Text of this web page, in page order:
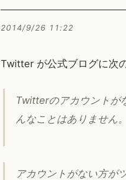
2014/9/26 11:22
Twitter が公式ブログに次
Twitterのアカウントが
んなことはありません。
アカウントがない方が